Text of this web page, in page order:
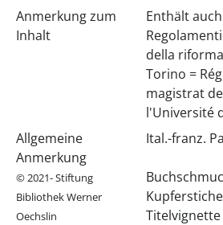
Anmerkung zum
Inhalt
Enthält
della
Torino =
magistrat
l'Université
Allgemeine
Anmerkung
© 2021- Stiftung
Bibliothek Werner
Oechslin
Ital.-franz.